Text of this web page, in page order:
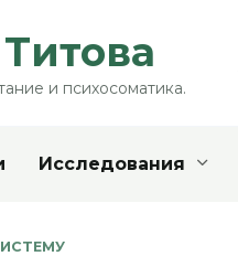
и психосоматика.
Исследования